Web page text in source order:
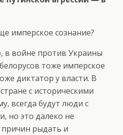
имперское сознание?
в войне против Украины
тоже имперское
диктатор у власти. В
с историческими
всегда будут люди с
но это далеко не
рыдать и